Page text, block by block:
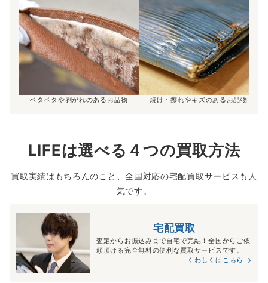
ベタベタや剥がれのあるお品物 焼け・擦れやキズのあるお品物
LIFEは選べる４つの買取方法
買取実績はもちろんのこと、全国対応の宅配買取サービスも人
気です。
宅配買取
査定からお振込みまで自宅で完結！全国からご依
頼頂ける完全無料の便利な買取サービスです。
くわしくはこちら